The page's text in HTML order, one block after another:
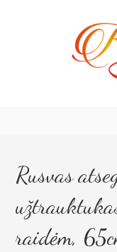
Rusvas
raidėm,